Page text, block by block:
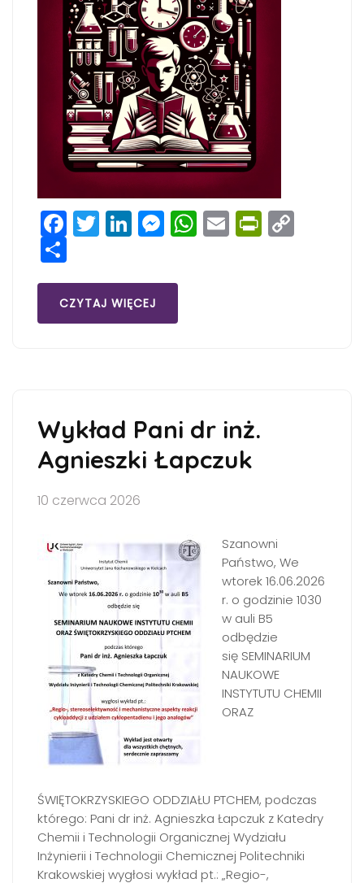
Facebook
Twitter
LinkedIn
Messenger
WhatsApp
Email
Share
CZYTAJ WIĘCEJ
Wykład Pani dr inż.
Agnieszki Łapczuk
10 czerwca 2026
Szanowni
Państwo, We
wtorek 16.06.2026
r. o godzinie 1030
w auli B5
odbędzie
się SEMINARIUM
NAUKOWE
INSTYTUTU CHEMII
ORAZ
ŚWIĘTOKRZYSKIEGO ODDZIAŁU PTCHEM, podczas
którego: Pani dr inż. Agnieszka Łapczuk z Katedry
Chemii i Technologii Organicznej Wydziału
Inżynierii i Technologii Chemicznej Politechniki
Krakowskiej wygłosi wykład pt.: „Regio-,